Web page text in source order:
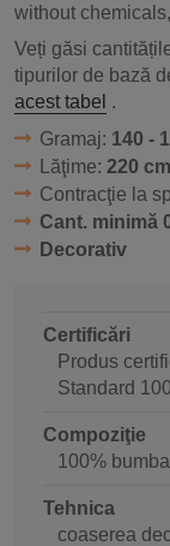
without
Veți găsi
tipurilor de bază
acest tabel .
Gramaj: 140 -
Lăţime: 220 cm
Contracţie la
Cant. minimă
Decorativ
Certificări
Produs
Standard
Compoziţie
100%
Tehnica
coaserea